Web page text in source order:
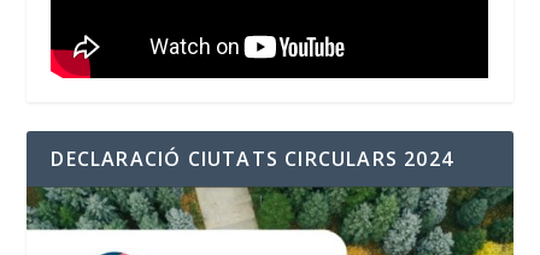
DECLARACIÓ CIUTATS CIRCULARS 2024